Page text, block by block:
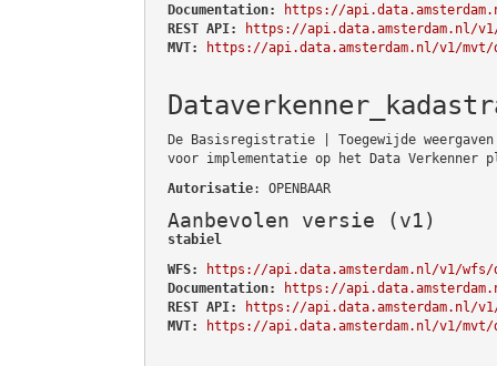
Documentation:
https://
REST API:
https://api.data.amsterdam.nl/v1/
MVT:
https://api.data.amsterdam.nl/v1/mvt/
De Basisregistratie | Toegewijde
voor implementatie op het Data Verkenner
Autorisatie: OPENBAAR
Aanbevolen versie (v1)
stabiel
WFS:
https://api.data.amsterdam.nl/v1/wfs/
Documentation:
https://
REST API:
https://api.data.amsterdam.nl/
MVT:
https://api.data.amsterdam.nl/v1/